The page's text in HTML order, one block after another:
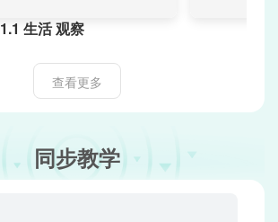
1.1 生活 观察
查看更多
同步教学